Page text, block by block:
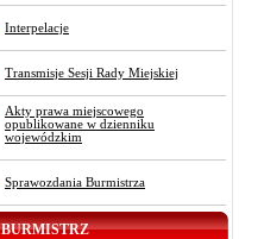
Interpelacje
Transmisje Sesji Rady Miejskiej
Akty prawa miejscowego
opublikowane w dzienniku
wojewódzkim
Sprawozdania Burmistrza
BURMISTRZ